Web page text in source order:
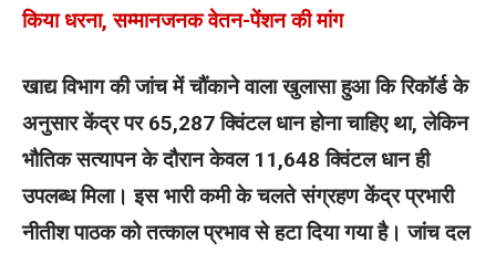
किया धरना, सम्मानजनक वेतन-पेंशन की मांग
खाद्य विभाग की जांच में चौंकाने वाला खुलासा हुआ कि रिकॉर्ड के
अनुसार केंद्र पर 65,287 क्विंटल धान होना चाहिए था, लेकिन
भौतिक सत्यापन के दौरान केवल 11,648 क्विंटल धान ही
उपलब्ध मिला। इस भारी कमी के चलते संग्रहण केंद्र प्रभारी
नीतीश पाठक को तत्काल प्रभाव से हटा दिया गया है। जांच दल